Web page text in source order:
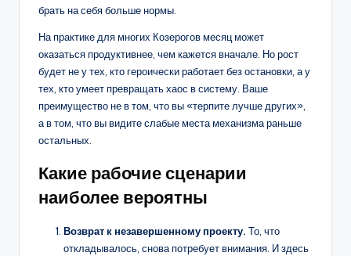
брать на себя больше нормы.
На практике для многих Козерогов месяц может
оказаться продуктивнее, чем кажется вначале. Но рост
будет не у тех, кто героически работает без остановки, а у
тех, кто умеет превращать хаос в систему. Ваше
преимущество не в том, что вы «терпите лучше других»,
а в том, что вы видите слабые места механизма раньше
остальных.
Какие рабочие сценарии
наиболее вероятны
Возврат к незавершенному проекту. То, что
откладывалось, снова потребует внимания. И здесь